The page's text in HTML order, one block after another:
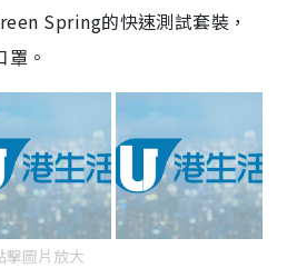
Spring的快速測試套裝，
。
擊圖片放大